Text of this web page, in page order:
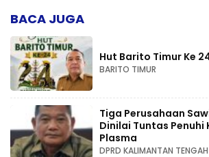
BACA JUGA
Hut Barito Timur Ke
BARITO TIMUR
Tiga Perusahaan
Dinilai Tuntas Penuhi
Plasma
DPRD KALIMANTAN TENGAH